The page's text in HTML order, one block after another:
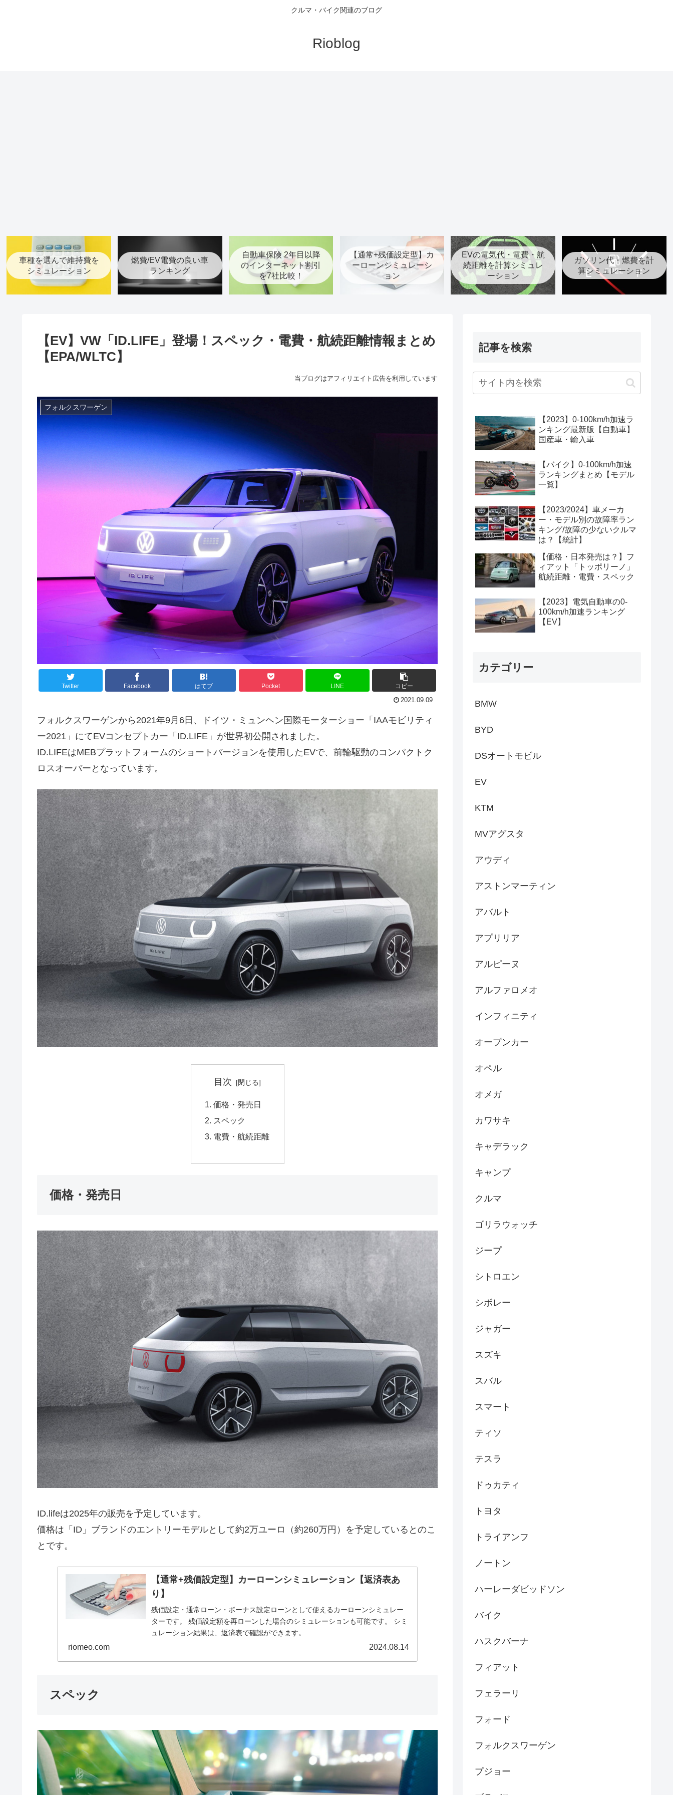
クルマ・バイク関連のブログ
Rioblog
車種を選んで維持費を
シミュレーション
燃費/EV電費の良い車
ランキング
自動車保険 2年目以降
のインターネット割引
を7社比較！
【通常+残価設定型】カ
ーローンシミュレーシ
ョン
EVの電気代・電費・航
続距離を計算シミュレ
ーション
ガソリン代・燃費を計
算シミュレーション
【EV】VW「ID.LIFE」登場！スペック・電費・航続距離情報まとめ
【EPA/WLTC】
当ブログはアフィリエイト広告を利用しています
フォルクスワーゲン
Twitter Facebook はてブ Pocket LINE コピー
2021.09.09
フォルクスワーゲンから2021年9月6日、ドイツ・ミュンヘン国際モーターショー「IAAモビリティ
ー2021」にてEVコンセプトカー「ID.LIFE」が世界初公開されました。
ID.LIFEはMEBプラットフォームのショートバージョンを使用したEVで、前輪駆動のコンパクトク
ロスオーバーとなっています。
目次
価格・発売日
スペック
電費・航続距離
価格・発売日
ID.lifeは2025年の販売を予定しています。
価格は「ID」ブランドのエントリーモデルとして約2万ユーロ（約260万円）を予定しているとのこ
とです。
【通常+残価設定型】カーローンシミュレーション【返済表あ
り】
残価設定・通常ローン・ボーナス設定ローンとして使えるカーローンシミュレー
ターです。 残価設定額を再ローンした場合のシミュレーションも可能です。 シミ
ュレーション結果は、返済表で確認ができます。
riomeo.com 2024.08.14
スペック
記事を検索
【2023】0-100km/h加速ラ
ンキング最新版【自動車】
国産車・輸入車
【バイク】0-100km/h加速
ランキングまとめ【モデル
一覧】
【2023/2024】車メーカ
ー・モデル別の故障率ラン
キング/故障の少ないクルマ
は？【統計】
【価格・日本発売は？】フ
ィアット「トッポリーノ」
航続距離・電費・スペック
【2023】電気自動車の0-
100km/h加速ランキング
【EV】
カテゴリー
BMW
BYD
DSオートモビル
EV
KTM
MVアグスタ
アウディ
アストンマーティン
アバルト
アプリリア
アルピーヌ
アルファロメオ
インフィニティ
オープンカー
オペル
オメガ
カワサキ
キャデラック
キャンプ
クルマ
ゴリラウォッチ
ジープ
シトロエン
シボレー
ジャガー
スズキ
スバル
スマート
ティソ
テスラ
ドゥカティ
トヨタ
トライアンフ
ノートン
ハーレーダビッドソン
バイク
ハスクバーナ
フィアット
フェラーリ
フォード
フォルクスワーゲン
プジョー